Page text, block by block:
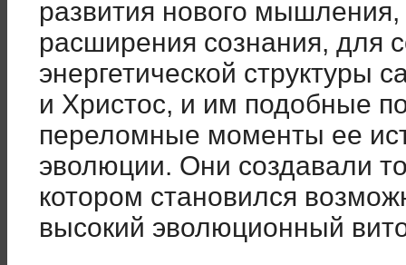
развития нового
расширения сознания, для
энергетической структуры
и Христос, и им подобные
переломные моменты ее
эволюции. Они создавали
котором становился
высокий эволюционный